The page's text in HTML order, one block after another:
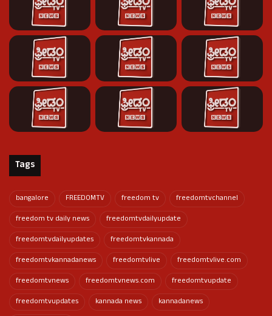
Tags
bangalore FREEDOMTV freedom tv
freedomtvchannel
freedom tv daily news
freedomtvdailyupdate
freedomtvdailyupdates
freedomtvkannada
freedomtvkannadanews
freedomtvlive
freedomtvlive.com
freedomtvnews
freedomtvnews.com
freedomtvupdate
freedomtvupdates
kannada news
kannadanews